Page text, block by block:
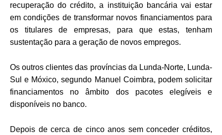
recuperação do crédito, a instituição bancária vai estar
em condições de transformar novos financiamentos para
os titulares de empresas, para que estas, tenham
sustentação para a geração de novos empregos.
Os outros clientes das províncias da Lunda-Norte, Lunda-
Sul e Móxico, segundo Manuel Coimbra, podem solicitar
financiamentos no âmbito dos pacotes elegíveis e
disponíveis no banco.
Depois de cerca de cinco anos sem conceder créditos,